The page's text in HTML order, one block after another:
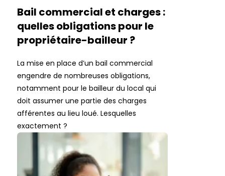
Bail commercial et charges :
quelles obligations pour le
propriétaire-bailleur ?
La mise en place d’un bail commercial
engendre de nombreuses obligations,
notamment pour le bailleur du local qui
doit assumer une partie des charges
afférentes au lieu loué. Lesquelles
exactement ?